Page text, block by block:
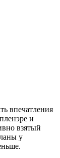
впечатления
и
взятый
у